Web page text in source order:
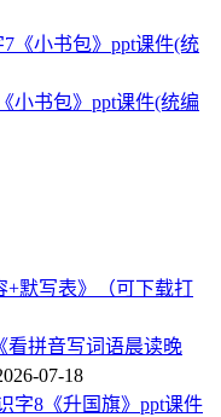
小书包》ppt课件(统编
+默写表》（可下载打
看拼音写词语晨读晚
07-18
字8《升国旗》ppt课件